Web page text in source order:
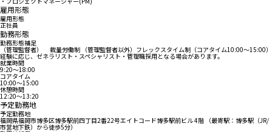
雇用形態
雇用形態
正社員
勤務形態
勤務形態補足
（管理監督者） 裁量労働制 （管理監督者以外）フレックスタイム制（コアタイム10:00～15:00）
経験に応じ、ゼネラリスト・スペシャリスト・管理職採用となる場合があります。
就業時間
9:20〜18:00
コアタイム
10:00〜15:00
休憩時間
12:20〜13:20
予定勤務地
予定勤務地
福岡県福岡市博多区博多駅前四丁目2番22号エイトコード博多駅前ビル 4階 （最寄駅：博多駅（JR/
市営地下鉄）から徒歩5分）